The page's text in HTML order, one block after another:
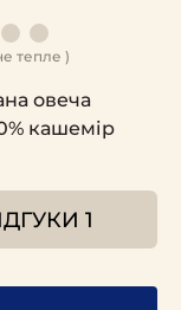
тепле )
овеча
кашемір
1